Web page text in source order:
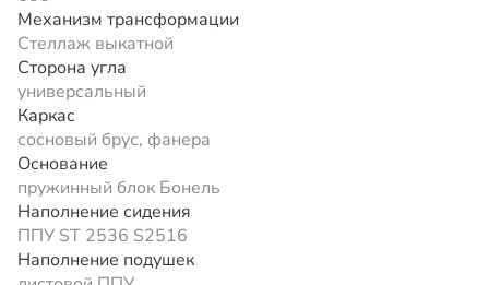
Механизм трансформации
Стеллаж выкатной
Сторона угла
универсальный
Каркас
сосновый брус, фанера
Основание
пружинный блок Бонель
Наполнение сидения
ППУ ST 2536 S2516
Наполнение подушек